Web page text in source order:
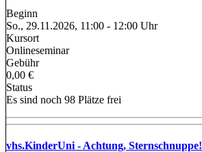
Beginn
So., 29.11.2026, 11:00 - 12:00 Uhr
Kursort
Onlineseminar
Gebühr
0,00 €
Status
Es sind noch 98 Plätze frei
vhs.KinderUni - Achtung, Sternschnuppe!